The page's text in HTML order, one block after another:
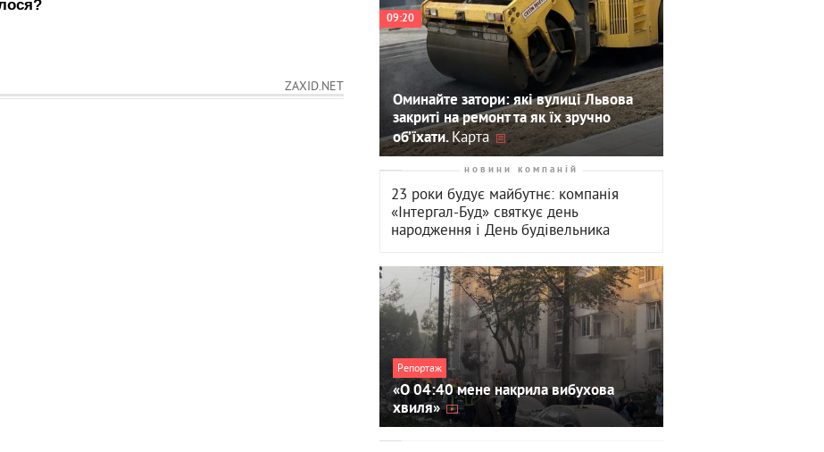
ZAXID.NET
09:20
Оминайте затори: які вулиці Львова
закриті на ремонт та як їх зручно
об’їхати. Карта
новини компаній
23 роки будує майбутнє: компанія
«Інтергал-Буд» святкує день
народження і День будівельника
Репортаж
«О 04:40 мене накрила вибухова
хвиля»